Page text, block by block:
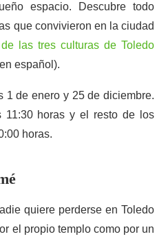
espacio. Descubre todo
que convivieron en la ciudad
las tres culturas de Toledo
español).
1 de enero y 25 de diciembre.
11:30 horas y el resto de los
horas.
quiere perderse en Toledo
el propio templo como por un